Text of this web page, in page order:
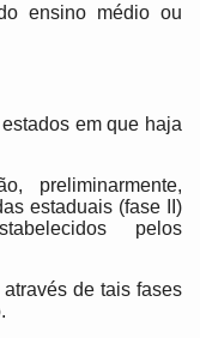
ensino médio ou
em que haja
preliminarmente,
estaduais (fase II)
pelos
de tais fases